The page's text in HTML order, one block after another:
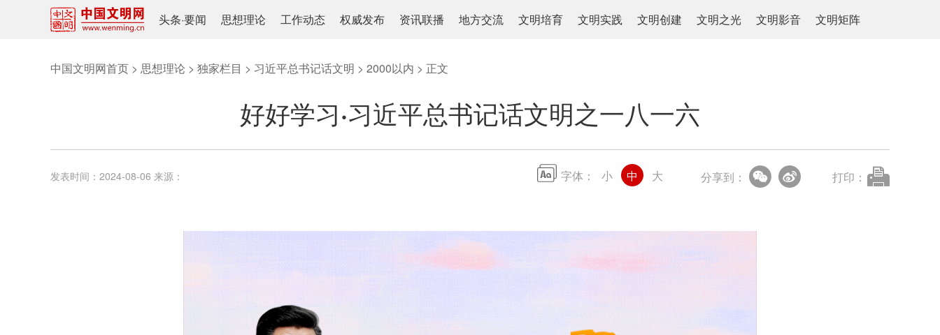
头条·要闻 思想理论 工作动态 权威发布 资讯联播 地方交流 文明培育 文明实践 文明创建 文明之光 文明影音 文明矩阵
中国文明网首页 > 思想理论 > 独家栏目 > 习近平总书记话文明 > 2000以内 > 正文
好好学习·习近平总书记话文明之一八一六
发表时间： 2024-08-06 来源： 字体： 小 中 大 分享到： 打印：